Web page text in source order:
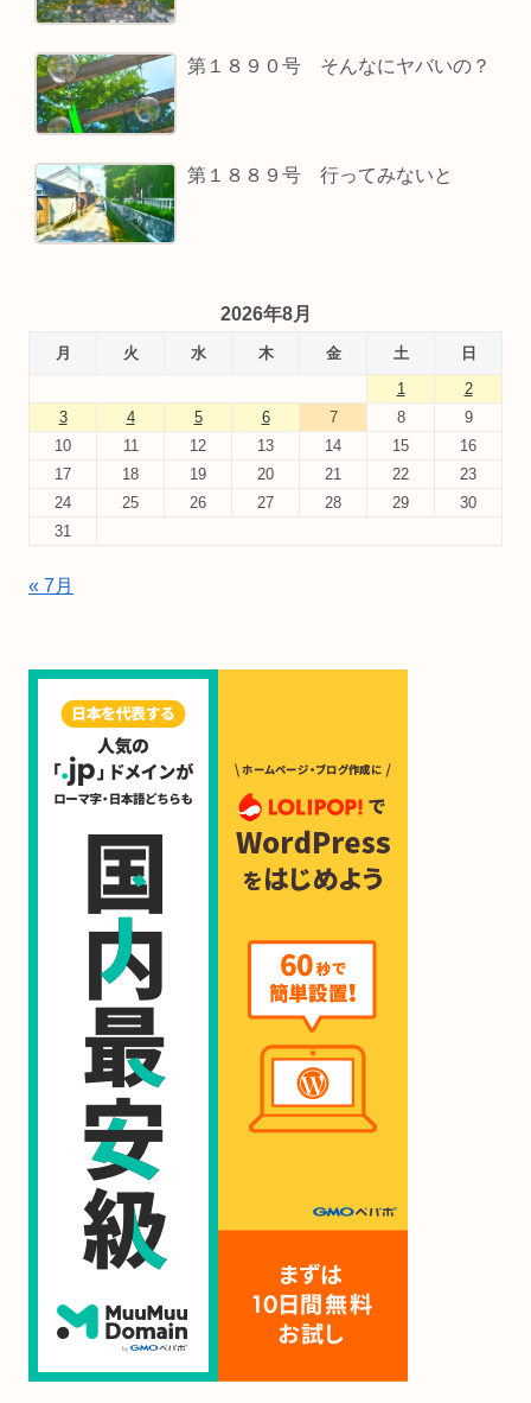
第１８９０号 そんなにヤバいの？
第１８８９号 行ってみないと
2026年8月
月 火 水 木 金 土
日
1
2
3
4 5 6 7 8
9
10
11 12 13 14 15
16
17
18 19 20 21 22
23
24
25 26 27 28 29
30
31
« 7月